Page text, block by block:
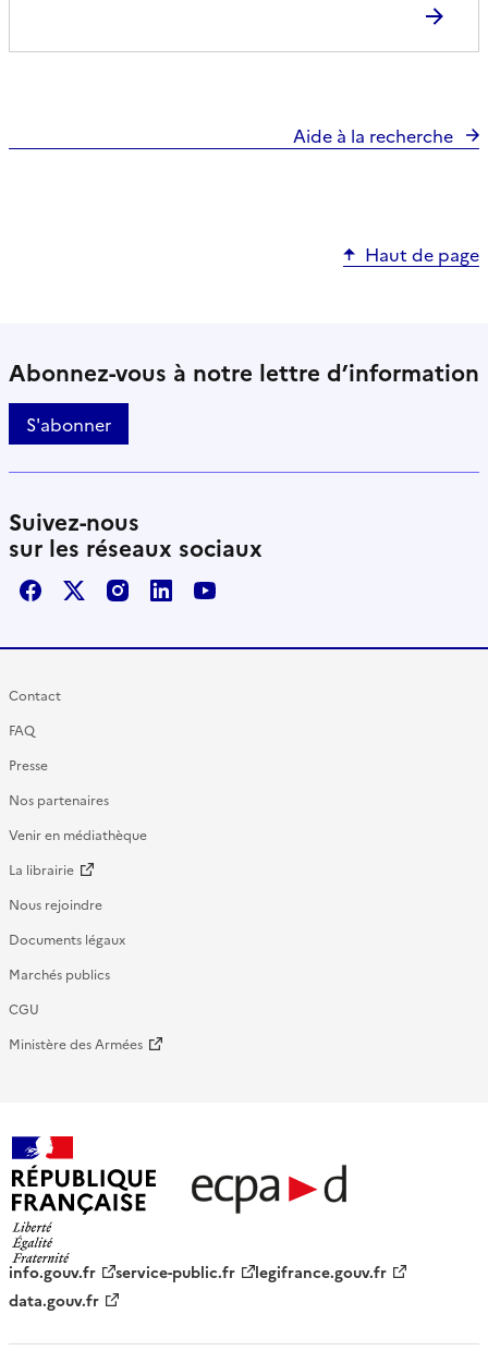
Aide à la recherche
Haut de page
Abonnez-vous à notre lettre d’information
S'abonner
Suivez-nous
sur les réseaux sociaux
FacebookX / TwitterInstagram
LinkedInYoutube
Contact
FAQ
Presse
Nos partenaires
Venir en médiathèque
La librairie
Nous rejoindre
Documents légaux
Marchés publics
CGU
Ministère des Armées
française - ECPAD
info.gouv.fr service-public.fr
legifrance.gouv.fr
data.gouv.fr